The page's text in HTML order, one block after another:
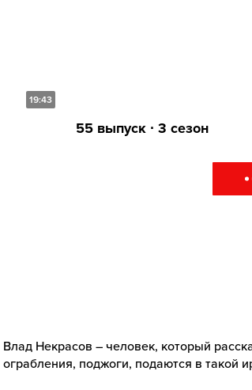
19:43
55 выпуск ∙ 3 сезон
Влад Некрасов – человек, который
ограбления, поджоги, подаются в